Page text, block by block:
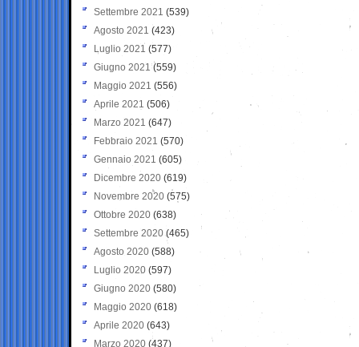
Settembre 2021 (539)
Agosto 2021 (423)
Luglio 2021 (577)
Giugno 2021(559)
Maggio 2021 (556)
Aprile 2021 (506)
Marzo 2021 (647)
Febbraio 2021 (570)
Gennaio 2021 (605)
Dicembre 2020 (619)
Novembre 2020 (575)
Ottobre 2020 (638)
Settembre 2020(465)
Agosto 2020 (588)
Luglio 2020 (597)
Giugno 2020 (580)
Maggio 2020 (618)
Aprile 2020 (643)
Marzo 2020 (437)